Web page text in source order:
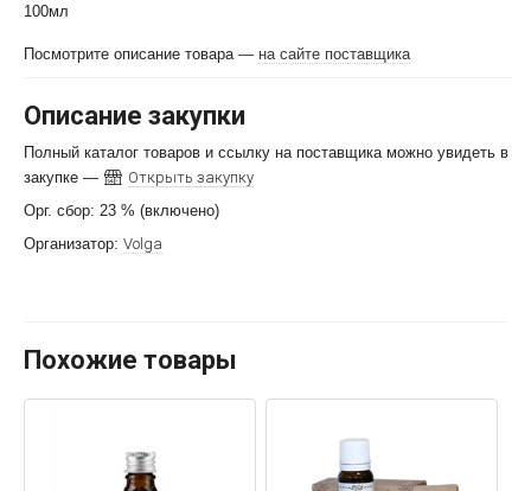
100мл
Посмотрите описание товара — на сайте поставщика
Описание закупки
Полный каталог товаров и ссылку на поставщика можно увидеть в
закупке —
Открыть закупку
Орг. сбор: 23 % (включено)
Организатор: Volga
Похожие товары